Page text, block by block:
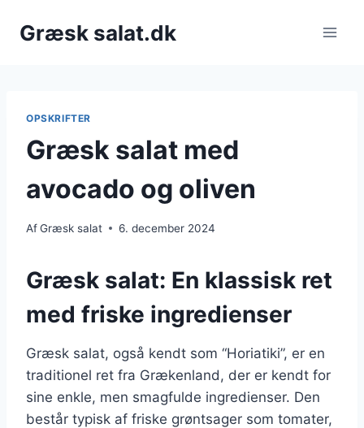
Græsk salat.dk
OPSKRIFTER
Græsk salat med
avocado og oliven
AfGræsk salat 6. december 2024
Græsk salat: En klassisk ret
med friske ingredienser
Græsk salat, også kendt som “Horiatiki”, er en
traditionel ret fra Grækenland, der er kendt for
sine enkle, men smagfulde ingredienser. Den
består typisk af friske grøntsager som tomater,